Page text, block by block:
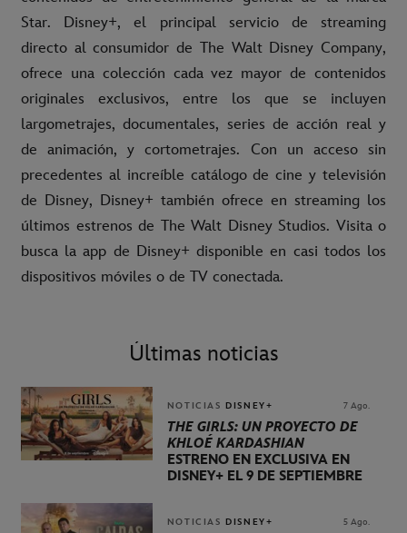
Star. Disney+, el principal servicio de streaming
directo al consumidor de The Walt Disney Company,
ofrece una colección cada vez mayor de contenidos
originales exclusivos, entre los que se incluyen
largometrajes, documentales, series de acción real y
de animación, y cortometrajes. Con un acceso sin
precedentes al increíble catálogo de cine y televisión
de Disney, Disney+ también ofrece en streaming los
últimos estrenos de The Walt Disney Studios. Visita o
busca la app de Disney+ disponible en casi todos los
dispositivos móviles o de TV conectada.
Últimas noticias
NOTICIAS DISNEY+ 7 Ago.
THE GIRLS: UN PROYECTO DE
KHLOÉ KARDASHIAN
ESTRENO EN EXCLUSIVA EN
DISNEY+ EL 9 DE SEPTIEMBRE
NOTICIAS DISNEY+ 5 Ago.